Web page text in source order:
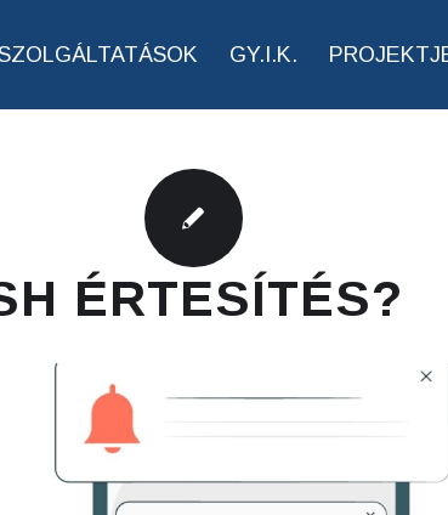
GY.I.K.
ÉRTESÍTÉS?